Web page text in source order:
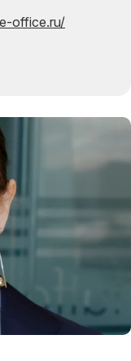
office.ru/